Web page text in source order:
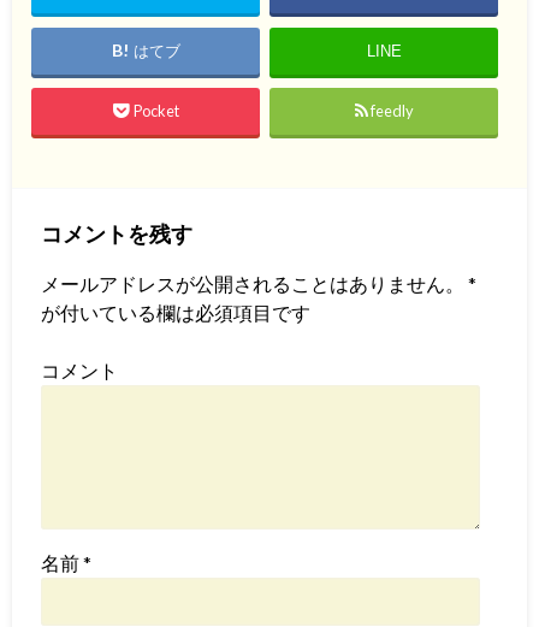
はてブ LINE
Pocket feedly
コメントを残す
メールアドレスが公開されることはありません。
*
が付いている欄は必須項目です
コメント
名前*